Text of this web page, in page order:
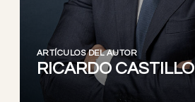
ARTÍCULOS DEL AUTOR
RICARDO CASTILLO